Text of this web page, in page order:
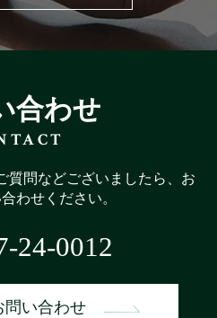
合わせ
質問などございましたら、お
わせください。
24-0012
問い合わせ